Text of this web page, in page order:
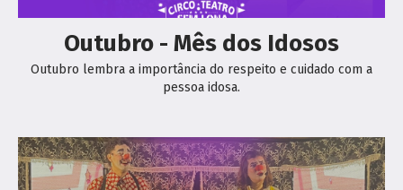
Outubro - Mês dos Idosos
Outubro lembra a importância do respeito e cuidado com a
pessoa idosa.